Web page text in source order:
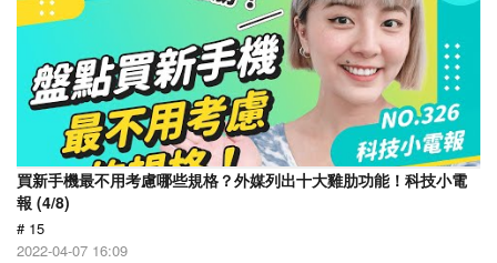
買新手機最不用考慮哪些規格？外媒列出十大雞肋功能！科技小電
報 (4/8)
# 15
2022-04-07 16:09